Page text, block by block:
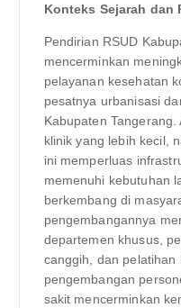
Konteks Sejarah dan
Pendirian RSUD
mencerminkan
pelayanan kesehatan
pesatnya urbanisasi
Kabupaten
klinik yang lebih kecil,
ini memperluas
memenuhi kebutuhan
berkembang di
pengembangannya
departemen khusus,
canggih, dan pelatihan
pengembangan
sakit mencerminkan